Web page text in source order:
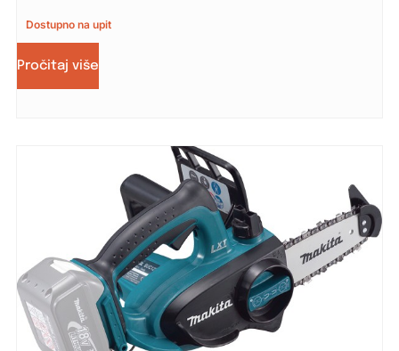
Dostupno na upit
Pročitaj više